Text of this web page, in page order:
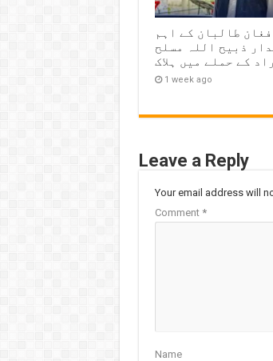
طالبان کے اہم
ذبیح اللہ مسلح
کے حملے میں ہلاک
1 week ago
Leave a Reply
Your email address will
Comment *
Name